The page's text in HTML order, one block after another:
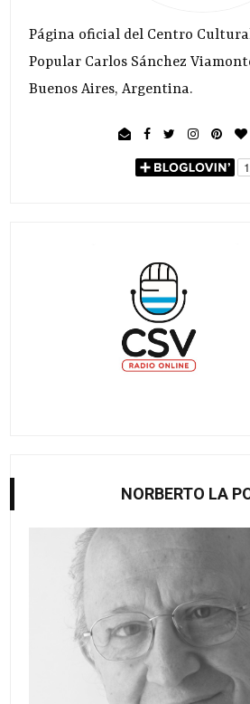
Página oficial del Centro
Popular Carlos Sánchez
Buenos Aires, Argentina.
NORBERTO LA